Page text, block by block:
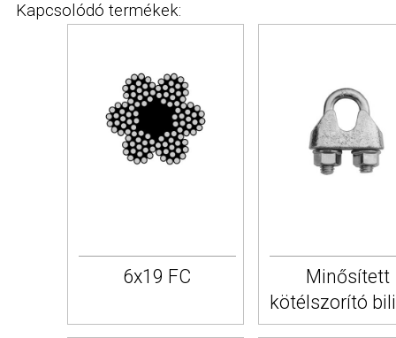
Kapcsolódó termékek:
6x19 FC
Minősített
kötélszorító